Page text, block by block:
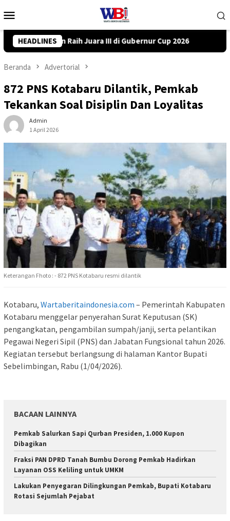
ke
Mobile
HEADLINES
Cup 2026 DPRD Tanah Bumbu Desak PLN
Beranda Advertorial
872 PNS Kotabaru Dilantik, Pemkab
Tekankan Soal Disiplin Dan Loyalitas
Admin
1 April 2026
Keterangan Fhoto : - 872 PNS Kotabaru resmi dilantik
Kotabaru, Wartaberitaindonesia.com – Pemerintah Kabupaten
Kotabaru menggelar penyerahan Surat Keputusan (SK)
pengangkatan, pengambilan sumpah/janji, serta pelantikan
Pegawai Negeri Sipil (PNS) dan Jabatan Fungsional tahun 2026.
Kegiatan tersebut berlangsung di halaman Kantor Bupati
Sebelimbingan, Rabu (1/04/2026).
BACAAN LAINNYA
Pemkab Salurkan Sapi Qurban Presiden, 1.000 Kupon
Dibagikan
Fraksi PAN DPRD Tanah Bumbu Dorong Pemkab Hadirkan
Layanan OSS Keliling untuk UMKM
Lakukan Penyegaran Dilingkungan Pemkab, Bupati Kotabaru
Rotasi Sejumlah Pejabat